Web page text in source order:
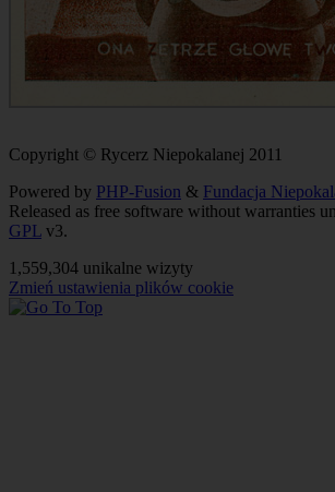
Copyright © Rycerz Niepokalanej 2011
Powered by PHP-Fusion & Fundacja
Released as free software without warranties
GPL v3.
1,559,304 unikalne wizyty
Zmień ustawienia plików cookie